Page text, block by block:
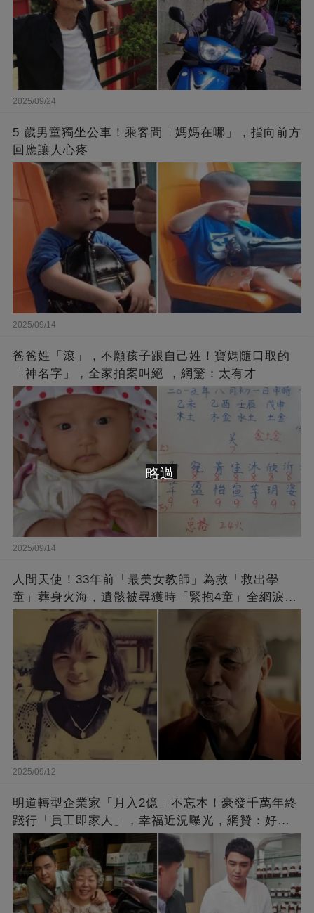
2025/09/24
5 歲男童獨坐公車！乘客問「媽媽在哪」，指向前方
回應讓人心疼
2025/09/14
爸爸姓「滾」，不願孩子跟自己姓！寶媽隨口取的
「神名字」，全家拍案叫絕 ，網驚：太有才
2025/09/14
人間天使！33年前「最美女教師」為救「救出學
童」葬身火海，遺骸被尋獲時「緊抱4童」全網淚
崩：真正的英雄不該被遺忘
2025/09/12
明道轉型企業家「月入2億」不忘本！豪發千萬年終
踐行「員工即家人」，幸福近況曝光，網贊：好老
闆的福報
略過